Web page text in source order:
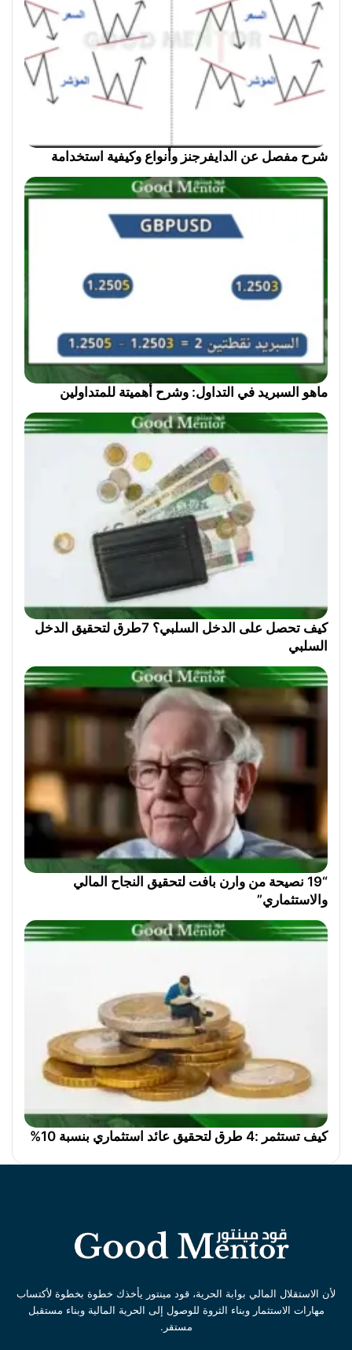
شرح مفصل عن الدايفرجنز وأنواع وكيفية استخدامة
ماهو السبريد في التداول: وشرح أهميتة للمتداولين
كيف تحصل على الدخل السلبي؟ 7طرق لتحقيق الدخل
السلبي
“19 نصيحة من وارن بافت لتحقيق النجاح المالي
والاستثماري”
كيف تستثمر :4 طرق لتحقيق عائد استثماري بنسبة 10%
لأن الاستقلال المالي بوابة الحرية، قود مينتور يأخذك خطوة بخطوة لأكتساب
مهارات الاستثمار وبناء الثروة للوصول إلى الحرية المالية وبناء مستقبل
مستقر.